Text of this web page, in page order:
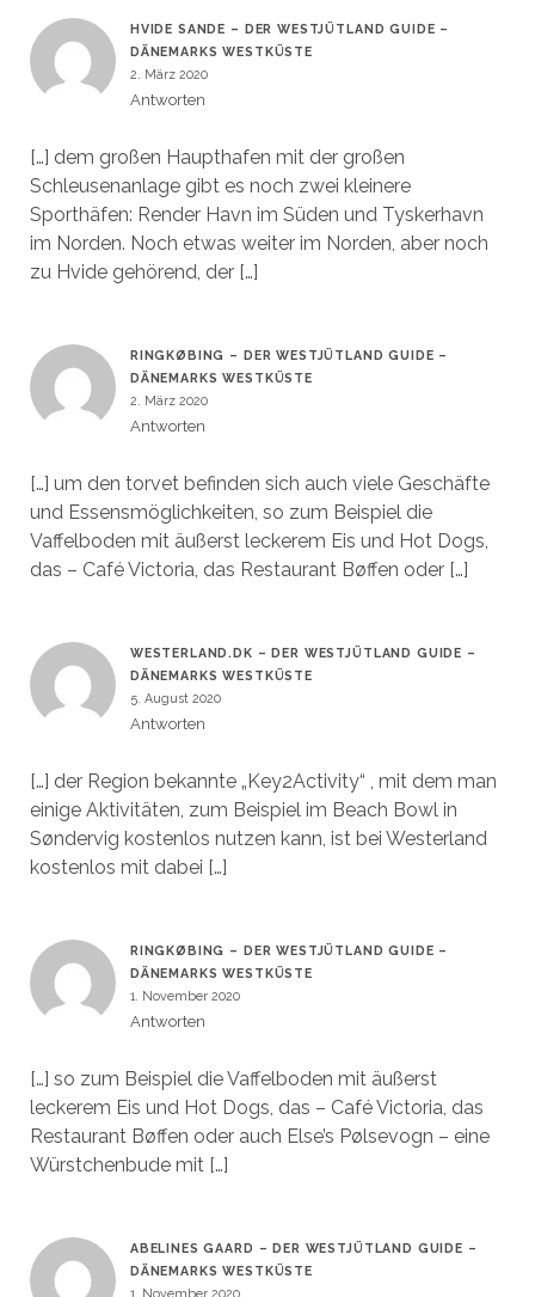
HVIDE SANDE – DER WESTJÜTLAND GUIDE –
DÄNEMARKS WESTKÜSTE
2. März 2020
Antworten
[…] dem großen Haupthafen mit der großen
Schleusenanlage gibt es noch zwei kleinere
Sporthäfen: Render Havn im Süden und Tyskerhavn
im Norden. Noch etwas weiter im Norden, aber noch
zu Hvide gehörend, der […]
RINGKØBING – DER WESTJÜTLAND GUIDE –
DÄNEMARKS WESTKÜSTE
2. März 2020
Antworten
[…] um den torvet befinden sich auch viele Geschäfte
und Essensmöglichkeiten, so zum Beispiel die
Vaffelboden mit äußerst leckerem Eis und Hot Dogs,
das – Café Victoria, das Restaurant Bøffen oder […]
WESTERLAND.DK – DER WESTJÜTLAND GUIDE –
DÄNEMARKS WESTKÜSTE
5. August 2020
Antworten
[…] der Region bekannte „Key2Activity“ , mit dem man
einige Aktivitäten, zum Beispiel im Beach Bowl in
Søndervig kostenlos nutzen kann, ist bei Westerland
kostenlos mit dabei […]
RINGKØBING – DER WESTJÜTLAND GUIDE –
DÄNEMARKS WESTKÜSTE
1. November 2020
Antworten
[…] so zum Beispiel die Vaffelboden mit äußerst
leckerem Eis und Hot Dogs, das – Café Victoria, das
Restaurant Bøffen oder auch Else’s Pølsevogn – eine
Würstchenbude mit […]
ABELINES GAARD – DER WESTJÜTLAND GUIDE –
DÄNEMARKS WESTKÜSTE
1. November 2020